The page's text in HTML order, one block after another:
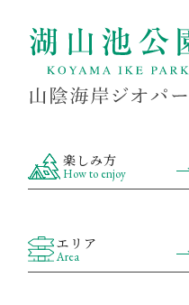
楽しみ方
How to enjoy
エリア
Area